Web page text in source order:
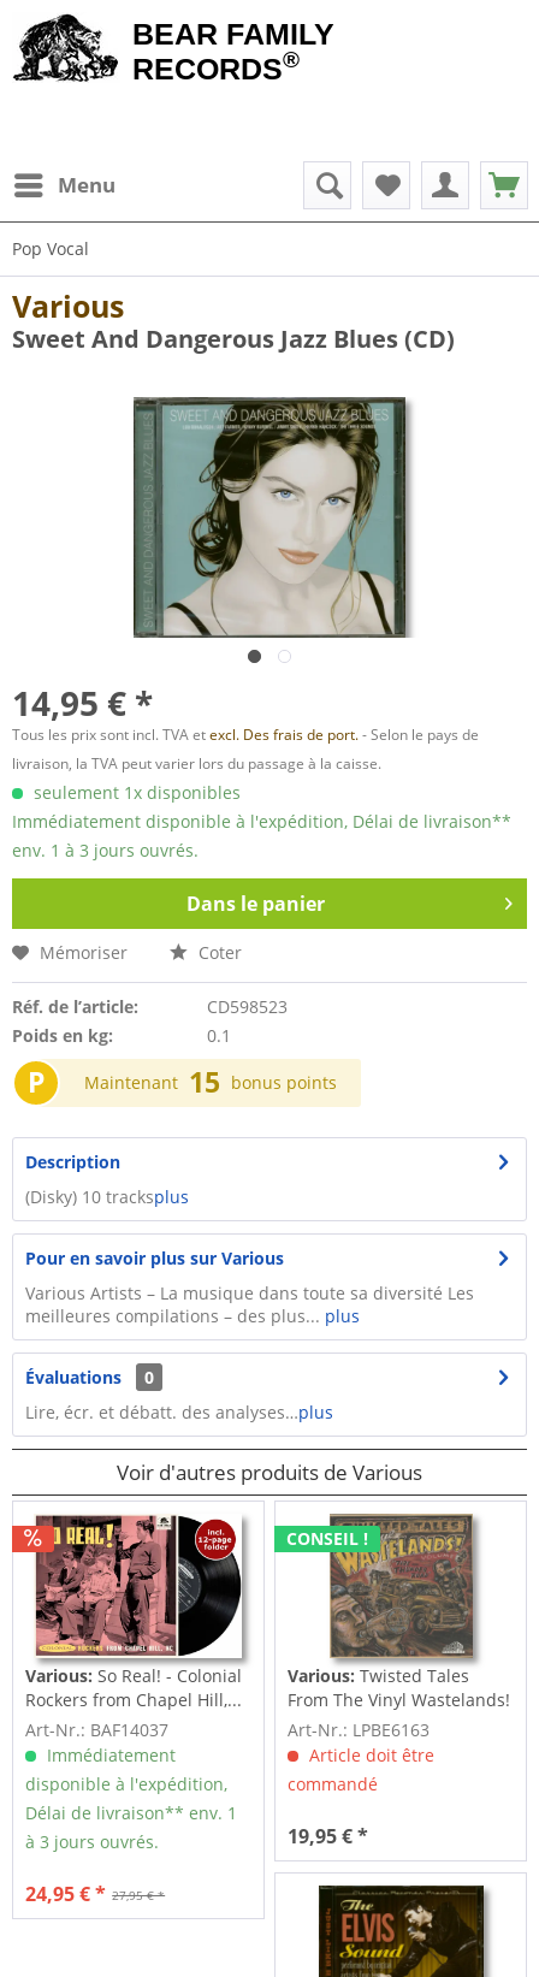
BEAR FAMILY
RECORDS®
Menu
Pop Vocal
Various
Sweet And Dangerous Jazz Blues (CD)
14,95 € *
Tous les prix sont incl. TVA etexcl. Des frais de port.- Selon le pays de
livraison, la TVA peut varier lors du passage à la caisse.
seulement 1x disponibles
Immédiatement disponible à l'expédition, Délai de livraison**
env. 1 à 3 jours ouvrés.
Dans le panier
Mémoriser Coter
Réf. de l’article:
CD598523
Poids en kg:
0.1
P Maintenant 15 bonus points
Description
(Disky) 10 tracksplus
Pour en savoir plus sur Various
Various Artists – La musique dans toute sa diversité Les
meilleures compilations – des plus... plus
Évaluations
0
Lire, écr. et débatt. des analyses…plus
Voir d'autres produits de Various
Various:So Real! - Colonial
Rockers from Chapel Hill,...
Art-Nr.: BAF14037
Immédiatement
disponible à l'expédition,
Délai de livraison** env. 1
à 3 jours ouvrés.
27,95 € *
24,95 € *
CONSEIL !
Various:Twisted Tales
From The Vinyl Wastelands!
Vol.5...
Art-Nr.: LPBE6163
Article doit être
commandé
19,95 € *